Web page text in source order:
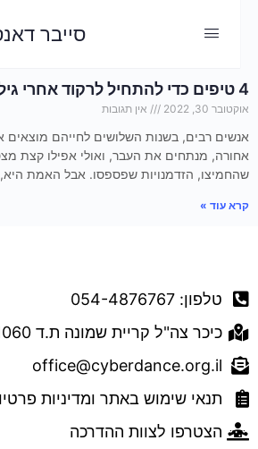
סייבר דאנס
4 טיפים כדי להתחיל לרקוד אחרי גיל 30
אוקטובר 30, 2022 אין תגובות
אנשים רבים, בשנות השלושים לחייהם מוצאים
אחורה, מנתחים את העבר, ואולי אפילו קצת
שהחמיצו, הזדמנויות שפספסו. אבל האמת היא,
קרא עוד »
טלפון: 054-4876767
כיכר צה"ל קריית שמונה ת.ד 1060
office@cyberdance.org.il
תנאי שימוש באתר ומדיניות
הצטרפו לצוות ההדרכה